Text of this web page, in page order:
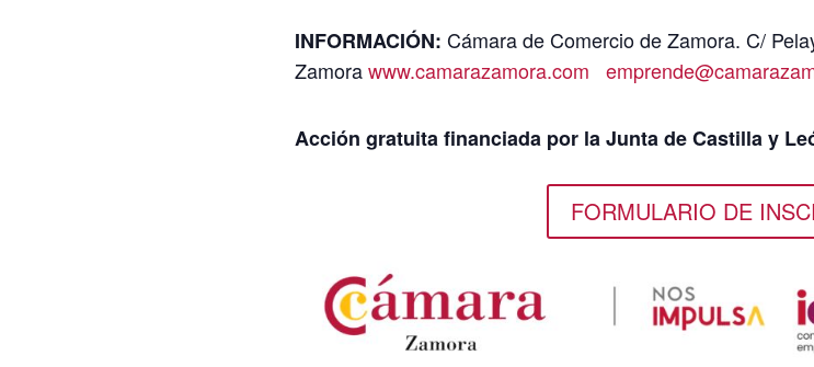
INFORMACIÓN: Cámara de Comercio de Zamora. C/
Zamorawww.camarazamora.com
Acción gratuita financiada por la Junta de Castilla y
FORMULARIO DE